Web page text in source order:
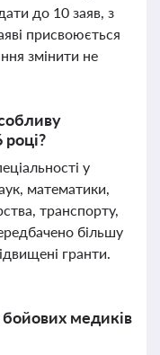
до 10 заяв, з
присвоюється
змінити не
у
математики,
транспорту,
більшу
гранти.
бойових медиків